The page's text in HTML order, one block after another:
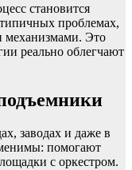
становится
проблемах,
механизмами. Это
реально облегчают
заводах и даже в
помогают
с оркестром.